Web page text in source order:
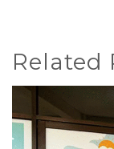
Related